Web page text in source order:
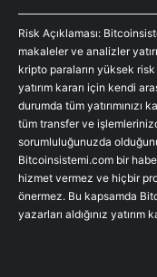
Risk Açıklaması:
makaleler ve analizler
kripto paraların yüksek
yatırım kararı için kendi
durumda tüm
tüm transfer ve
sorumluluğunuzda
Bitcoinsistemi.com bir
hizmet vermez ve hiçbir
önermez. Bu kapsamda
yazarları aldığınız